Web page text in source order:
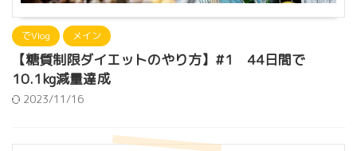
でVlog メイン
【糖質制限ダイエットのやり方】#1 44日間で
10.1kg減量達成
2023/11/16